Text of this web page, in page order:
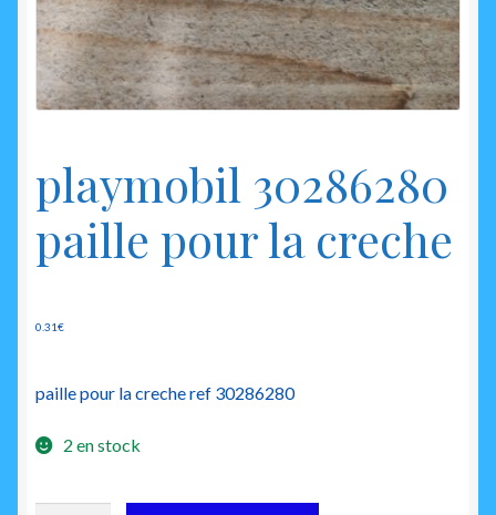
enfant
playmobil 30286280
paille pour la creche
0.31€
paille pour la creche ref 30286280
2 en stock